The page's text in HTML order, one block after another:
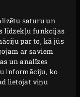
saturu un
līdzekļu funkcijas
par to, kā jūs
ar saviem
un analīzes
informāciju, ko
lietojat viņu
divpusējā
divpusējā
Tas arī ir
vadītspēja,
Tas ir lieliski